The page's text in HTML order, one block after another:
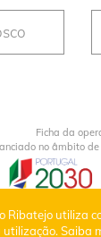
Ficha da
no âmbito
do Ribatejo
Ribatejo utiliza
utilização. Saiba